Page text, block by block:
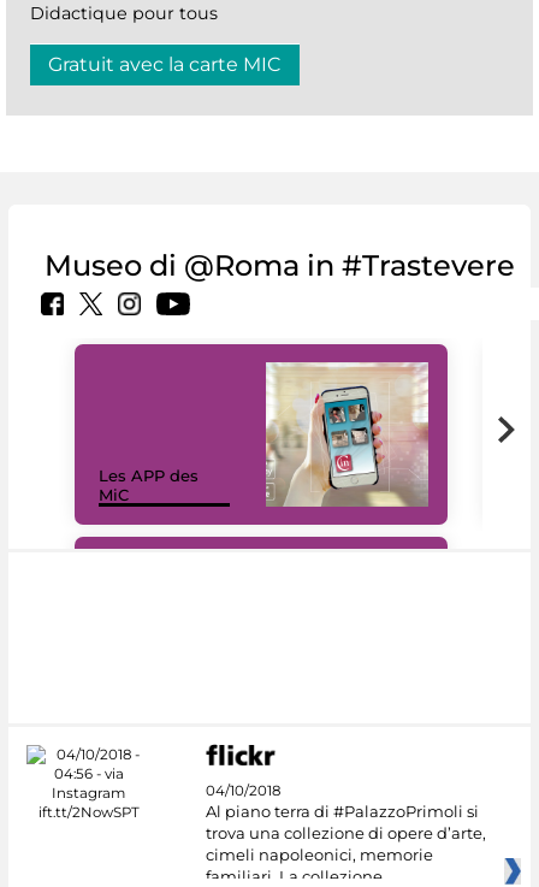
Didactique pour tous
Gratuit avec la carte MIC
Museo di @Roma in #Trastevere
Les APP des
MiC
04/10/2018
Al piano terra di #PalazzoPrimoli si
trova una collezione di opere d’arte,
cimeli napoleonici, memorie
familiari. La collezione